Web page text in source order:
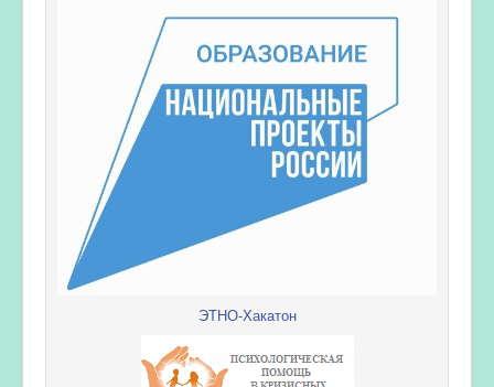
ЭТНО-Хакатон